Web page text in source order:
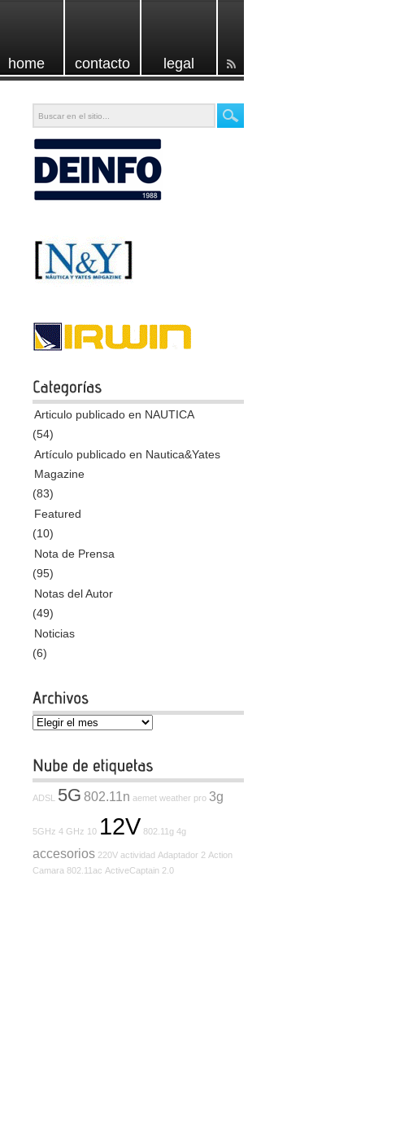
home contacto legal
Articulo publicado en NAUTICA
(54)
Artículo publicado en Nautica&Yates
Magazine
(83)
Featured
(10)
Nota de Prensa
(95)
Notas del Autor
(49)
Noticias
(6)
Archivos
ADSL 5G 802.11n aemet weather pro 3g
5GHz 4 GHz 10 12V 802.11g 4g
accesorios 220V actividad Adaptador 2 Action
Camara 802.11ac ActiveCaptain 2.0